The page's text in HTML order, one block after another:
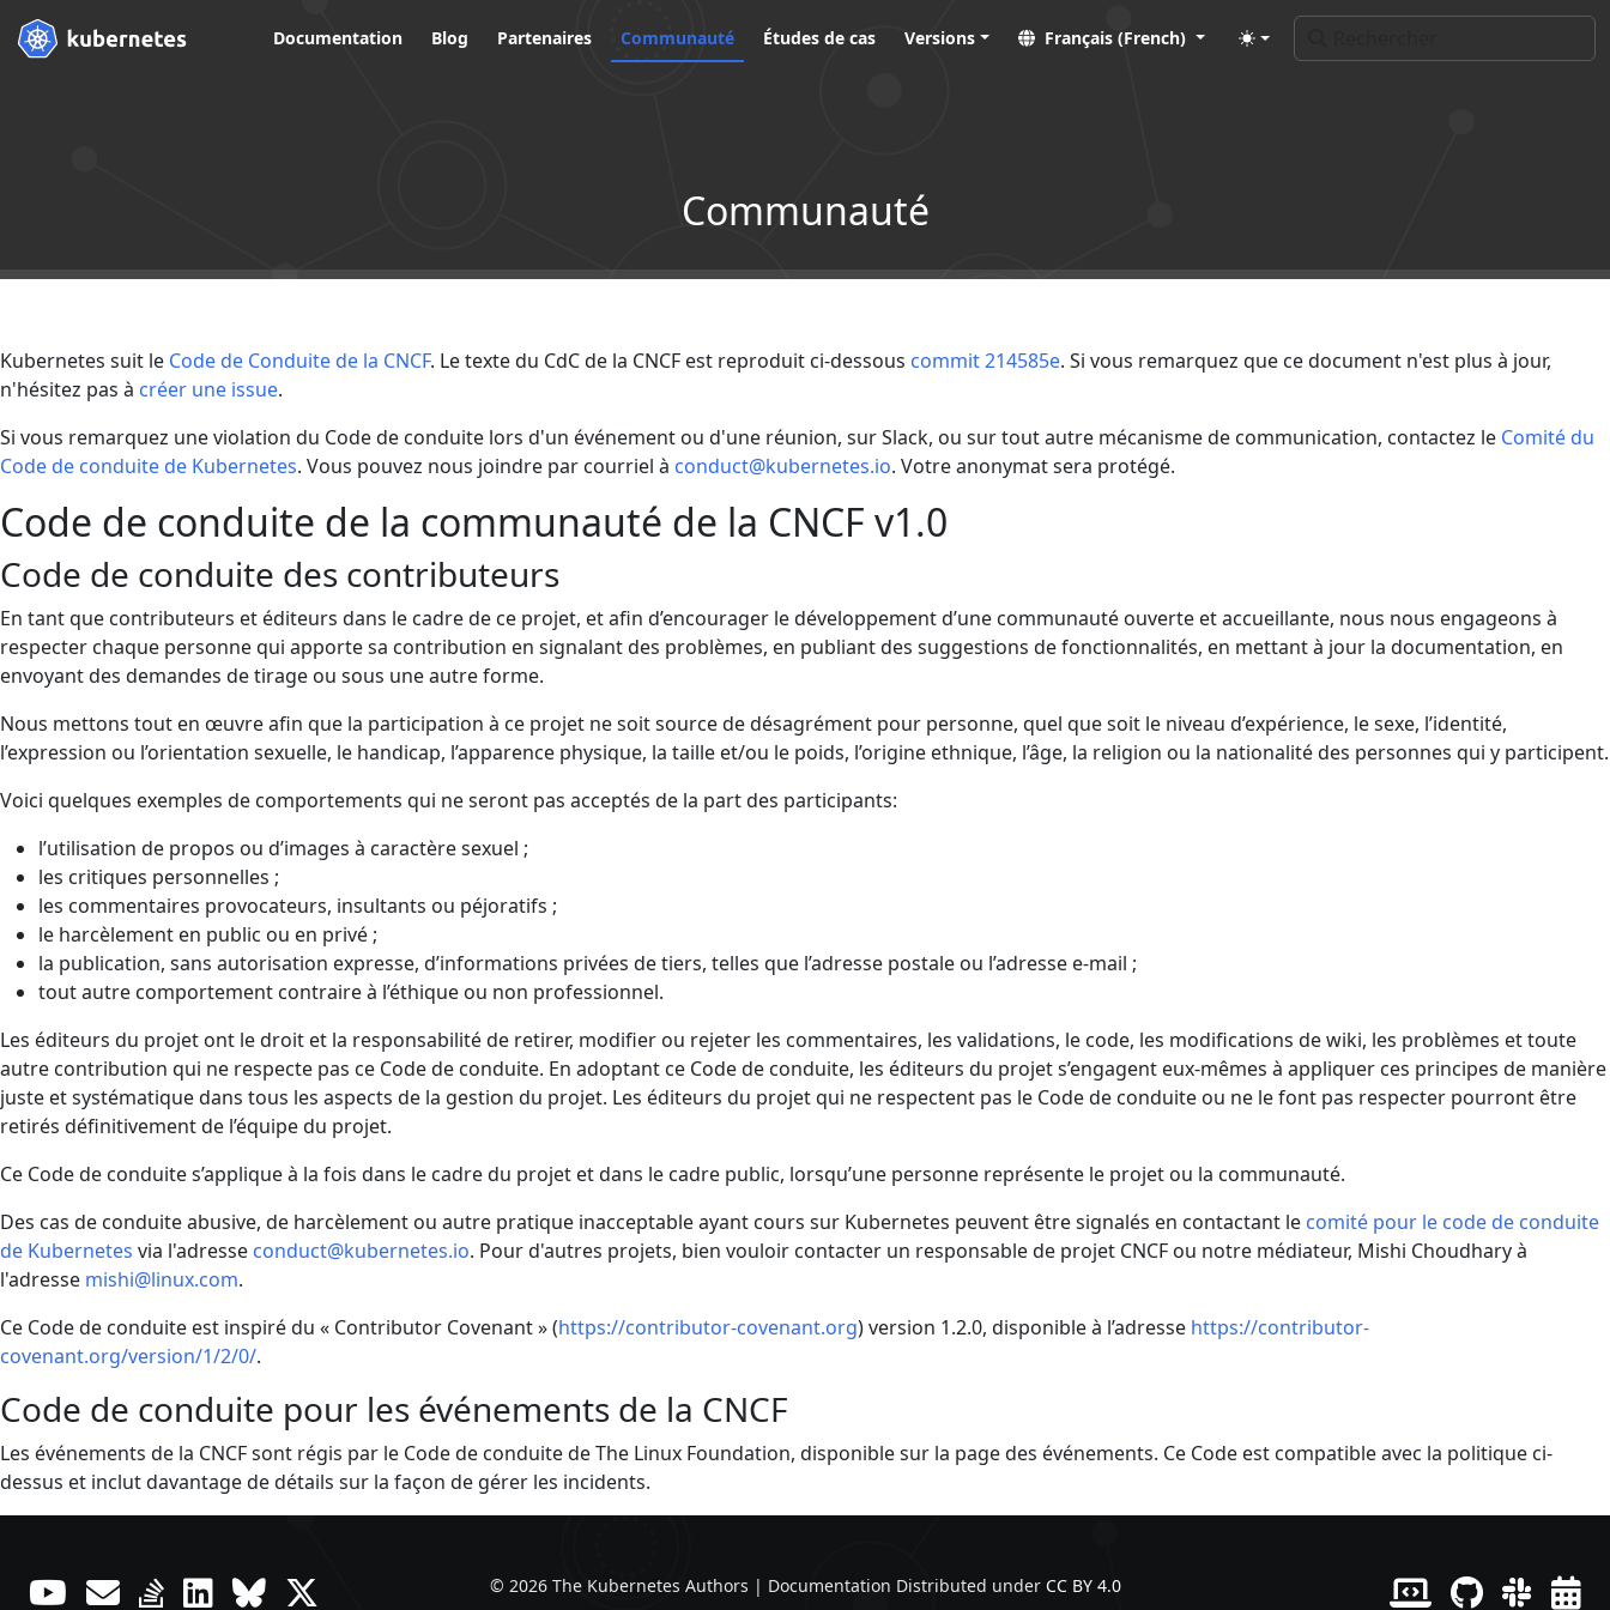
Documentation Blog Partenaires Communauté Études de cas Versions Français (French)
Communauté
Kubernetes suit le Code de Conduite de la CNCF. Le texte du CdC de la CNCF est reproduit ci-dessous commit 214585e. Si vous remarquez que ce document n'est plus à jour,
n'hésitez pas à créer une issue.
Si vous remarquez une violation du Code de conduite lors d'un événement ou d'une réunion, sur Slack, ou sur tout autre mécanisme de communication, contactez le Comité du
Code de conduite de Kubernetes. Vous pouvez nous joindre par courriel à conduct@kubernetes.io. Votre anonymat sera protégé.
Code de conduite de la communauté de la CNCF v1.0
Code de conduite des contributeurs
En tant que contributeurs et éditeurs dans le cadre de ce projet, et afin d’encourager le développement d’une communauté ouverte et accueillante, nous nous engageons à
respecter chaque personne qui apporte sa contribution en signalant des problèmes, en publiant des suggestions de fonctionnalités, en mettant à jour la documentation, en
envoyant des demandes de tirage ou sous une autre forme.
Nous mettons tout en œuvre afin que la participation à ce projet ne soit source de désagrément pour personne, quel que soit le niveau d’expérience, le sexe, l’identité,
l’expression ou l’orientation sexuelle, le handicap, l’apparence physique, la taille et/ou le poids, l’origine ethnique, l’âge, la religion ou la nationalité des personnes qui y participent.
Voici quelques exemples de comportements qui ne seront pas acceptés de la part des participants:
l’utilisation de propos ou d’images à caractère sexuel ;
les critiques personnelles ;
les commentaires provocateurs, insultants ou péjoratifs ;
le harcèlement en public ou en privé ;
la publication, sans autorisation expresse, d’informations privées de tiers, telles que l’adresse postale ou l’adresse e-mail ;
tout autre comportement contraire à l’éthique ou non professionnel.
Les éditeurs du projet ont le droit et la responsabilité de retirer, modifier ou rejeter les commentaires, les validations, le code, les modifications de wiki, les problèmes et toute
autre contribution qui ne respecte pas ce Code de conduite. En adoptant ce Code de conduite, les éditeurs du projet s’engagent eux-mêmes à appliquer ces principes de manière
juste et systématique dans tous les aspects de la gestion du projet. Les éditeurs du projet qui ne respectent pas le Code de conduite ou ne le font pas respecter pourront être
retirés définitivement de l’équipe du projet.
Ce Code de conduite s’applique à la fois dans le cadre du projet et dans le cadre public, lorsqu’une personne représente le projet ou la communauté.
Des cas de conduite abusive, de harcèlement ou autre pratique inacceptable ayant cours sur Kubernetes peuvent être signalés en contactant le comité pour le code de conduite
de Kubernetes via l'adresse conduct@kubernetes.io. Pour d'autres projets, bien vouloir contacter un responsable de projet CNCF ou notre médiateur, Mishi Choudhary à
l'adresse mishi@linux.com.
Ce Code de conduite est inspiré du « Contributor Covenant » (https://contributor-covenant.org) version 1.2.0, disponible à l’adresse https://contributor-
covenant.org/version/1/2/0/.
Code de conduite pour les événements de la CNCF
Les événements de la CNCF sont régis par le Code de conduite de The Linux Foundation, disponible sur la page des événements. Ce Code est compatible avec la politique ci-
dessus et inclut davantage de détails sur la façon de gérer les incidents.
© 2026 The Kubernetes Authors | Documentation Distributed under CC BY 4.0